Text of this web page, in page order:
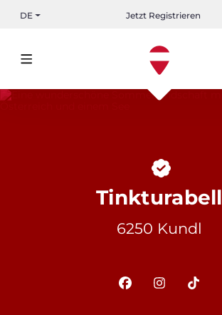
DE Jetzt Registrieren
Tinkturabell
6250 Kundl